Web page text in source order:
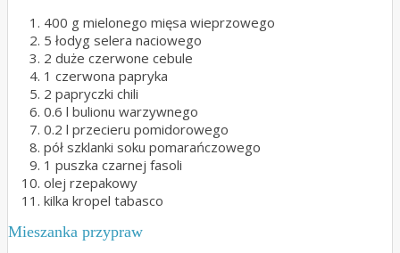
400 g mielonego mięsa wieprzowego
5 łodyg selera naciowego
2 duże czerwone cebule
1 czerwona papryka
2 papryczki chili
0.6 l bulionu warzywnego
0.2 l przecieru pomidorowego
pół szklanki soku pomarańczowego
1 puszka czarnej fasoli
olej rzepakowy
kilka kropel tabasco
Mieszanka przypraw